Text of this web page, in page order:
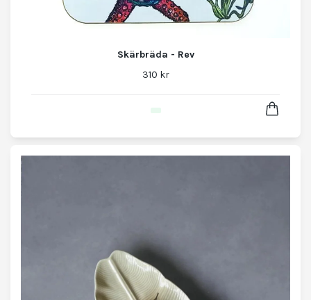
Skärbräda - Rev
310 kr